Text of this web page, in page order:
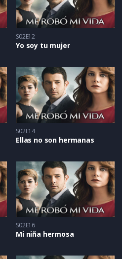
S02E12
Yo soy tu mujer
S02E14
Ellas no son hermanas
S02E16
Mi niña hermosa